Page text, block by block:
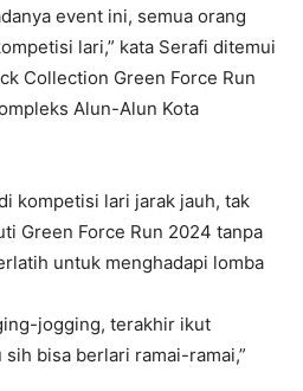
event ini, semua orang
lari,” kata Serafi ditemui
Collection Green Force Run
Alun-Alun Kota
kompetisi lari jarak jauh, tak
Green Force Run 2024 tanpa
untuk menghadapi lomba
jogging, terakhir ikut
bisa berlari ramai-ramai,”